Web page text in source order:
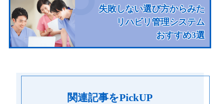
失敗しない選び方からみた
リハビリ管理システム
おすすめ3選
関連記事をPickUP